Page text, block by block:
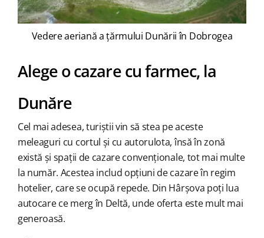
Vedere aeriană a țărmului Dunării în Dobrogea
Alege o cazare cu farmec, la
Dunăre
Cel mai adesea, turiștii vin să stea pe aceste
meleaguri cu cortul și cu autorulota, însă în zonă
există și spații de cazare convenționale, tot mai multe
la număr. Acestea includ opțiuni de cazare în regim
hotelier, care se ocupă repede. Din Hârșova poți lua
autocare ce merg în Deltă, unde oferta este mult mai
generoasă.